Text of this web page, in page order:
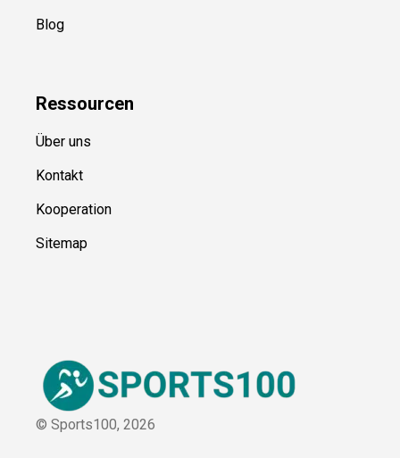
Blog
Ressourcen
Über uns
Kontakt
Kooperation
Sitemap
© Sports100, 2026